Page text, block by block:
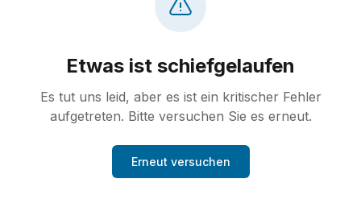
Etwas ist schiefgelaufen
Es tut uns leid, aber es ist ein kritischer Fehler
aufgetreten. Bitte versuchen Sie es erneut.
Erneut versuchen